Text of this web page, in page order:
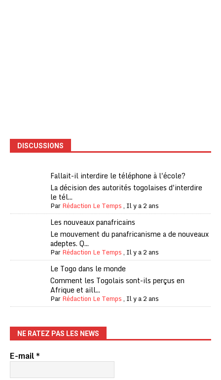
DISCUSSIONS
Fallait-il interdire le téléphone à l'école?
La décision des autorités togolaises d'interdire
le tél...
ParRédaction Le Temps, Il y a 2 ans
Les nouveaux panafricains
Le mouvement du panafricanisme a de nouveaux
adeptes. Q...
ParRédaction Le Temps, Il y a 2 ans
Le Togo dans le monde
Comment les Togolais sont-ils perçus en
Afrique et aill...
ParRédaction Le Temps, Il y a 2 ans
NE RATEZ PAS LES NEWS
E-mail*